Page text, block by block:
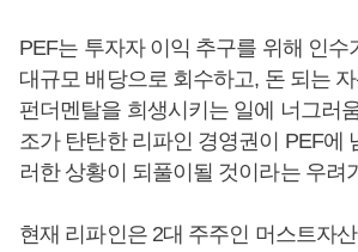
PEF는 투자자 이익 추구를 위해 인수
대규모 배당으로 회수하고, 돈 되는
펀더멘탈을 희생시키는 일에 너그러
조가 탄탄한 리파인 경영권이 PEF에
러한 상황이 되풀이될 것이라는 우려
현재 리파인은 2대 주주인 머스트자